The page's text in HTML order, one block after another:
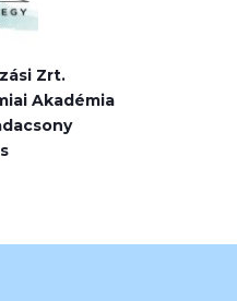
Zrt.
Akadémia